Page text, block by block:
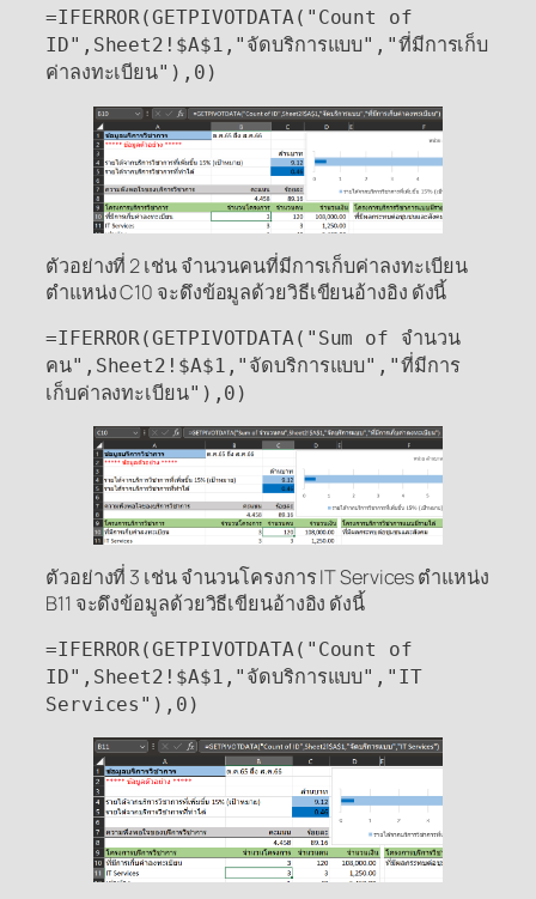
=IFERROR(GETPIVOTDATA("Count of
ID",Sheet2!$A$1,"จัดบริการแบบ","ที่มีการเก็บ
ค่าลงทะเบียน"),0)
ตัวอย่างที่ 2 เช่น จำนวนคนที่มีการเก็บค่าลงทะเบียน
ตำแหน่ง C10 จะดึงข้อมูลด้วยวิธีเขียนอ้างอิง ดังนี้
=IFERROR(GETPIVOTDATA("Sum of จำนวน
คน",Sheet2!$A$1,"จัดบริการแบบ","ที่มีการ
เก็บค่าลงทะเบียน"),0)
ตัวอย่างที่ 3 เช่น จำนวนโครงการ IT Services ตำแหน่ง
B11 จะดึงข้อมูลด้วยวิธีเขียนอ้างอิง ดังนี้
=IFERROR(GETPIVOTDATA("Count of
ID",Sheet2!$A$1,"จัดบริการแบบ","IT
Services"),0)